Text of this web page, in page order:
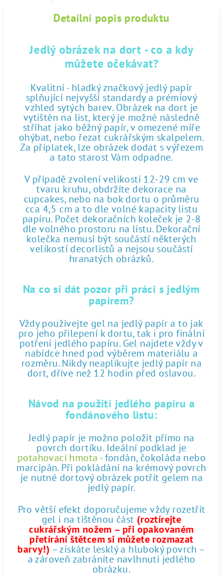
Detailní popis produktu
Jedlý obrázek na dort - co a kdy
můžete očekávat?
Kvalitní - hladký značkový jedlý papír
splňující nejvyšší standardy a prémiový
vzhled sytých barev. Obrázek na dort je
vytištěn na list, který je možné následně
stříhat jako běžný papír, v omezené míře
ohýbat, nebo řezat cukrářským skalpelem.
Za příplatek, lze obrázek dodat s výřezem
a tato starost Vám odpadne.
V případě zvolení velikosti 12-29 cm ve
tvaru kruhu, obdržíte dekorace na
cupcakes, nebo na bok dortu o průměru
cca 4,5 cm a to dle volné kapacity listu
papíru. Počet dekoračních koleček je 2-8
dle volného prostoru na listu. Dekorační
kolečka nemusí být součástí některých
velikostí decorlistů a nejsou součástí
hranatých obrázků.
Na co si dát pozor při práci s jedlým
papírem?
Vždy používejte gel na jedlý papír a to jak
pro jeho přilepení k dortu, tak i pro finální
potření jedlého papíru. Gel najdete vždy v
nabídce hned pod výběrem materiálu a
rozměru. Nikdy neaplikujte jedlý papír na
dort, dříve než 12 hodin před oslavou.
Návod na použití jedlého papíru a
fondánového listu:
Jedlý papír je možno položit přímo na
povrch dortíku. Ideální podklad je
potahovací hmota - fondán, čokoláda nebo
marcipán. Při pokládání na krémový povrch
je nutné dortový obrázek potřít gelem na
jedlý papír.
Pro větší efekt doporučujeme vždy rozetřít
gel i na tištěnou část (roztírejte
cukrářským nožem – při opakovaném
přetírání štětcem si můžete rozmazat
barvy!) – získáte lesklý a hluboký povrch –
a zároveň zabráníte navlhnutí jedlého
obrázku.